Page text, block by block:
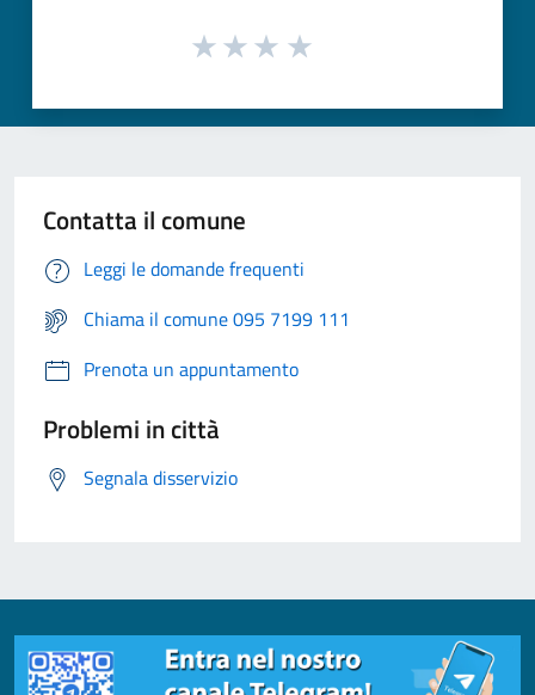
Contatta il comune
Leggi le domande frequenti
Chiama il comune 095 7199 111
Prenota un appuntamento
Problemi in città
Segnala disservizio